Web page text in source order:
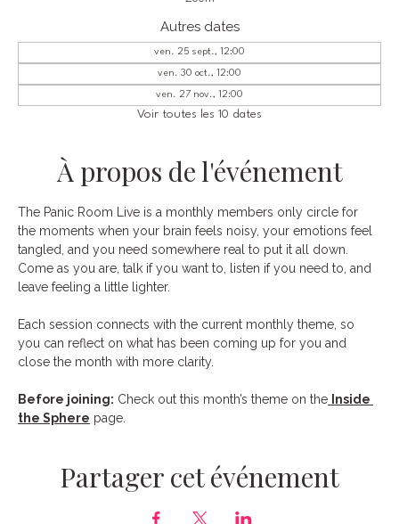
Autres dates
ven. 25 sept., 12:00
ven. 30 oct., 12:00
ven. 27 nov., 12:00
Voir toutes les 10 dates
À propos de l'événement
The Panic Room Live is a monthly members only circle for
the moments when your brain feels noisy, your emotions feel
tangled, and you need somewhere real to put it all down.
Come as you are, talk if you want to, listen if you need to, and
leave feeling a little lighter.
Each session connects with the current monthly theme, so
you can reflect on what has been coming up for you and
close the month with more clarity.
Before joining: Check out this month’s theme on the Inside
the Sphere page.
Partager cet événement